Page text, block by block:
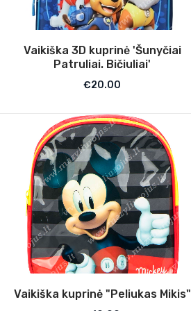
Vaikiška 3D kuprinė 'Šunyčiai
Patruliai. Bičiuliai'
€20.00
Vaikiška kuprinė "Peliukas Mikis"